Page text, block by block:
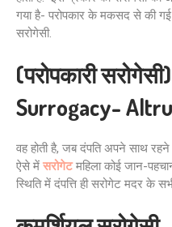
गया है- परोपकार के मकसद से की गई
सरोगेसी.
(परोपकारी
Surrogacy-
वह होती है, जब दंपति अपने साथ
ऐसे में सरोगेटमहिला कोई जान-
स्थिति में दंपत्ति ही सरोगेट मदर के